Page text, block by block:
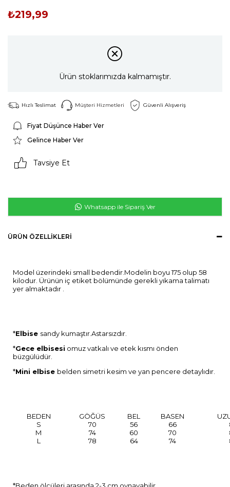
₺219,99
Ürün stoklarımızda kalmamıştır.
Hızlı Teslimat Müşteri Hizmetleri Güvenli Alışveriş
Fiyat Düşünce Haber Ver
Gelince Haber Ver
Tavsiye Et
Whatsapp ile Sipariş Ver
ÜRÜN ÖZELLIKLERI
Model üzerindeki small bedendir.Modelin boyu 175 olup 58
kilodur. Ürünün iç etiket bölümünde gerekli yıkama talimatı
yer almaktadır .
*Elbise sandy kumaştır.Astarsızdır.
*Gece elbisesi omuz vatkalı ve etek kısmı önden
büzgülüdür.
*Mini elbise belden simetri kesim ve yan pencere detaylıdır.
BEDEN GÖĞÜS BEL BASEN
S
70 56 66
M
74 60 70
L
78 64 74